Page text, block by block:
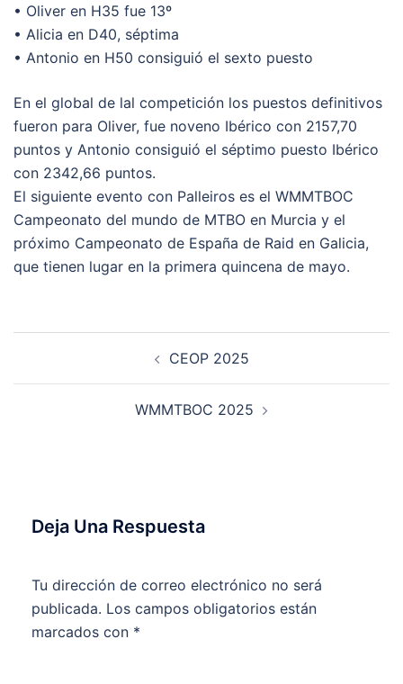
• Oliver en H35 fue 13º
• Alicia en D40, séptima
• Antonio en H50 consiguió el sexto puesto
En el global de lal competición los puestos definitivos
fueron para Oliver, fue noveno Ibérico con 2157,70
puntos y Antonio consiguió el séptimo puesto Ibérico
con 2342,66 puntos.
El siguiente evento con Palleiros es el WMMTBOC
Campeonato del mundo de MTBO en Murcia y el
próximo Campeonato de España de Raid en Galicia,
que tienen lugar en la primera quincena de mayo.
Entradas
CEOP 2025
WMMTBOC 2025
Deja Una Respuesta
Tu dirección de correo electrónico no será
publicada. Los campos obligatorios están
marcados con *